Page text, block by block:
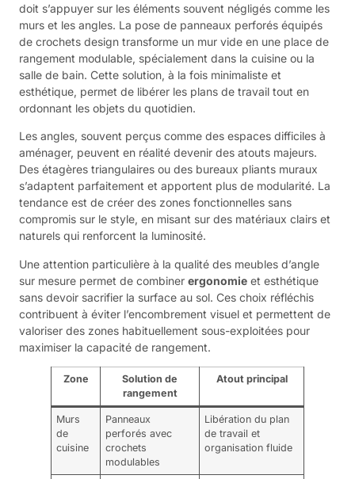
doit s’appuyer sur les éléments souvent négligés comme les
murs et les angles. La pose de panneaux perforés équipés
de crochets design transforme un mur vide en une place de
rangement modulable, spécialement dans la cuisine ou la
salle de bain. Cette solution, à la fois minimaliste et
esthétique, permet de libérer les plans de travail tout en
ordonnant les objets du quotidien.
Les angles, souvent perçus comme des espaces difficiles à
aménager, peuvent en réalité devenir des atouts majeurs.
Des étagères triangulaires ou des bureaux pliants muraux
s’adaptent parfaitement et apportent plus de modularité. La
tendance est de créer des zones fonctionnelles sans
compromis sur le style, en misant sur des matériaux clairs et
naturels qui renforcent la luminosité.
Une attention particulière à la qualité des meubles d’angle
sur mesure permet de combiner ergonomie et esthétique
sans devoir sacrifier la surface au sol. Ces choix réfléchis
contribuent à éviter l’encombrement visuel et permettent de
valoriser des zones habituellement sous-exploitées pour
maximiser la capacité de rangement.
Zone
Solution de
rangement
Atout principal
Murs
de
cuisine
Panneaux
perforés avec
crochets
modulables
Libération du plan
de travail et
organisation fluide